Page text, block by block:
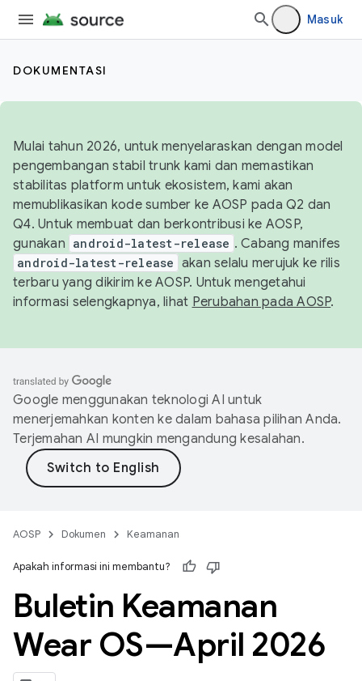
Masuk
DOKUMENTASI
Mulai tahun 2026, untuk menyelaraskan dengan model
pengembangan stabil trunk kami dan memastikan
stabilitas platform untuk ekosistem, kami akan
memublikasikan kode sumber ke AOSP pada Q2 dan
Q4. Untuk membuat dan berkontribusi ke AOSP,
gunakan android-latest-release . Cabang manifes
android-latest-release akan selalu merujuk ke rilis
terbaru yang dikirim ke AOSP. Untuk mengetahui
informasi selengkapnya, lihat Perubahan pada AOSP.
Google menggunakan teknologi AI untuk
menerjemahkan konten ke dalam bahasa pilihan Anda.
Terjemahan AI mungkin mengandung kesalahan.
AOSP Dokumen Keamanan
Apakah informasi ini membantu?
Buletin Keamanan
Wear OS—April 2026